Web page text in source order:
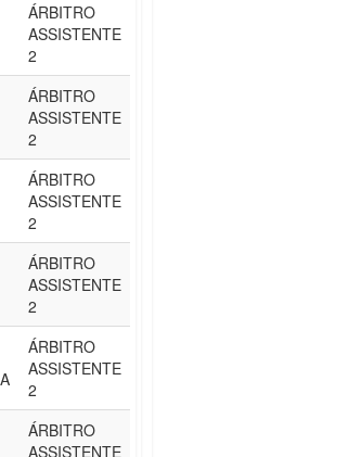
ÁRBITRO
ASSISTENTE
2
ÁRBITRO
ASSISTENTE
2
ÁRBITRO
ASSISTENTE
2
ÁRBITRO
ASSISTENTE
2
ÁRBITRO
ASSISTENTE
2
ÁRBITRO
ASSISTENTE